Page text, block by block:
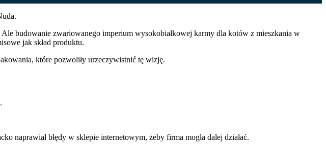
budowanie zwariowanego imperium wysokobiałkowej karmy dla kotów z mieszkania w
jak skład produktu.
które pozwoliły urzeczywistnić tę wizję.
naprawiał błędy w sklepie internetowym, żeby firma mogła dalej działać.